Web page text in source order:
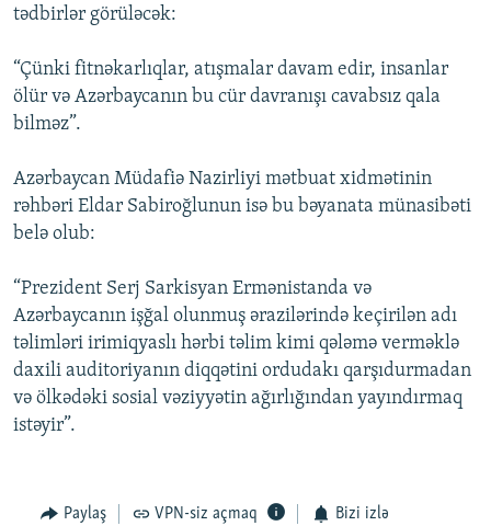
tədbirlər görüləcək:
“Çünki fitnəkarlıqlar, atışmalar davam edir, insanlar
ölür və Azərbaycanın bu cür davranışı cavabsız qala
bilməz”.
Azərbaycan Müdafiə Nazirliyi mətbuat xidmətinin
rəhbəri Eldar Sabiroğlunun isə bu bəyanata münasibəti
belə olub:
“Prezident Serj Sarkisyan Ermənistanda və
Azərbaycanın işğal olunmuş ərazilərində keçirilən adı
təlimləri irimiqyaslı hərbi təlim kimi qələmə verməklə
daxili auditoriyanın diqqətini ordudakı qarşıdurmadan
və ölkədəki sosial vəziyyətin ağırlığından yayındırmaq
istəyir”.
Paylaş VPN-siz açmaq Bizi izlə